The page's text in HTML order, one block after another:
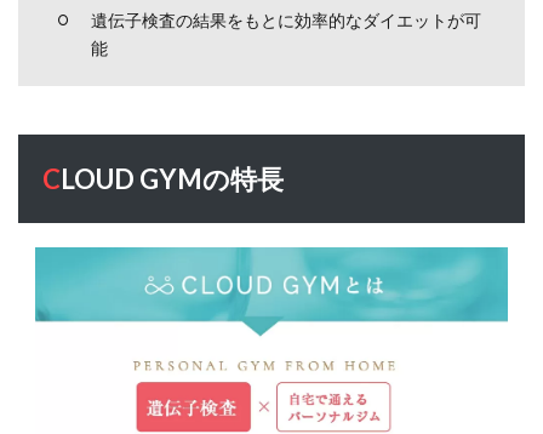
が終
わる
パー
遺伝子検査の結果をもとに効率的なダイエットが可
能
CLOUD GYMの特長